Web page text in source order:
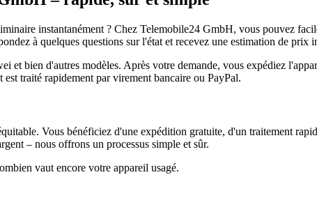
instantanément ? Chez Telemobile24 GmbH, vous pouvez
à quelques questions sur l'état et recevez une estimation de prix
bien d'autres modèles. Après votre demande, vous expédiez
traité rapidement par virement bancaire ou PayPal.
Vous bénéficiez d'une expédition gratuite, d'un traitement
– nous offrons un processus simple et sûr.
vaut encore votre appareil usagé.